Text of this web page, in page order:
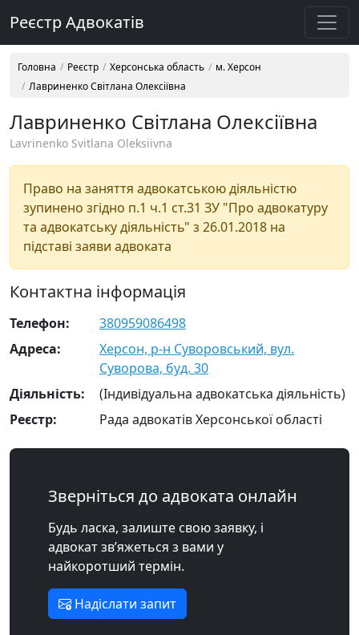
Реєстр Адвокатів
Головна Реєстр Херсонська область
м. Херсон
Лавриненко Світлана Олексіївна
Лавриненко Світлана Олексіївна
Lavrinenko Svitlana Oleksiivna
Право на заняття адвокатською діяльністю
зупинено згідно п.1 ч.1 ст.31 ЗУ "Про адвокатуру
та адвокатську діяльність" з 26.01.2018 на
підставі заяви адвоката
Контактна інформація
Телефон:
380959086498
Адреса:
Херсон, р-н Суворовський, вул.
Суворова, буд. 30
Діяльність:
(Індивідуальна адвокатська діяльність)
Реєстр:
Рада адвокатів Херсонської області
Зверніться до адвоката онлайн
Будь ласка, залиште свою заявку, і
адвокат зв’яжеться з вами у
найкоротший термін.
Надіслати запит